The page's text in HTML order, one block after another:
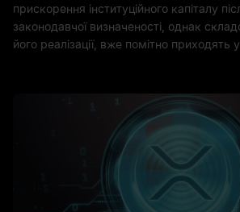
прискорення інституційного капіталу
законодавчої визначеності, однак
його реалізації, вже помітно приходять